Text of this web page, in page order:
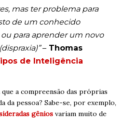
mas ter problema para
de um conhecido
para aprender um novo
– Thomas
de Inteligência
a compreensão das próprias
da pessoa? Sabe-se, por exemplo,
gênios variam muito de